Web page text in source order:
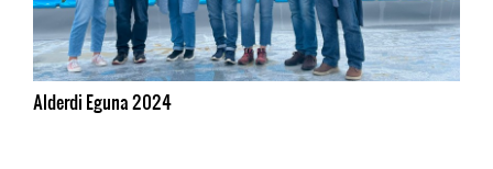
Alderdi Eguna 2024